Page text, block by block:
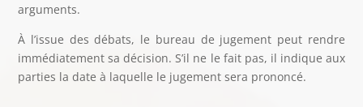
arguments.
À l’issue des débats, le bureau de jugement peut rendre
immédiatement sa décision. S’il ne le fait pas, il indique aux
parties la date à laquelle le jugement sera prononcé.